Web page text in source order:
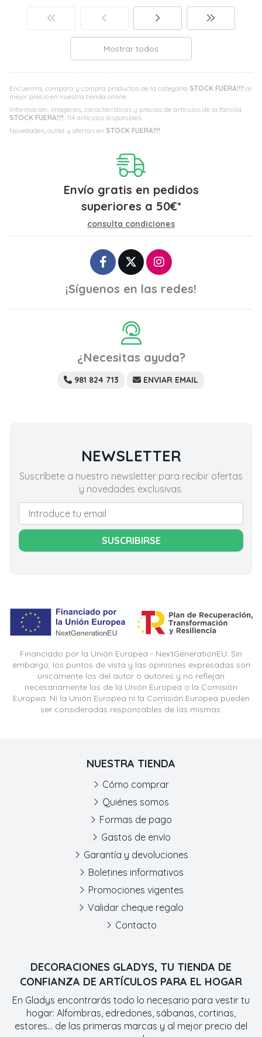
Encuentra, compara y compra productos de la categoría STOCK FUERA!!!! al
mejor precio en nuestra tienda online.
Información, imágenes, características y precios de artículos de la familia
STOCK FUERA!!!!. 114 artículos disponibles.
Novedades, outlet y ofertas en STOCK FUERA!!!!.
Mostrar todos
Envío gratis en pedidos
superiores a 50€*
consulta condiciones
¡Síguenos en las redes!
¿Necesitas ayuda?
981 824 713 ENVIAR EMAIL
NEWSLETTER
Suscríbete a nuestro newsletter para recibir ofertas
y novedades exclusivas.
SUSCRIBIRSE
Financiado por la Unión Europea - NextGenerationEU. Sin
embargo, los puntos de vista y las opiniones expresadas son
únicamente los del autor o autores y no reflejan
necesariamente los de la Unión Europea o la Comisión
Europea. Ni la Unión Europea ni la Comisión Europea pueden
ser consideradas responsables de las mismas.
DECORACIONES GLADYS, TU TIENDA DE
CONFIANZA DE ARTÍCULOS PARA EL HOGAR
En Gladys encontrarás todo lo necesario para vestir tu
hogar: Alfombras, edredones, sábanas, cortinas,
estores... de las primeras marcas y al mejor precio del
NUESTRA TIENDA
Cómo comprar
Quiénes somos
Formas de pago
Gastos de envío
Garantía y devoluciones
Boletines informativos
Promociones vigentes
Validar cheque regalo
Contacto